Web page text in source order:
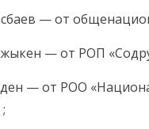
— от
— от РОП
— от РОО